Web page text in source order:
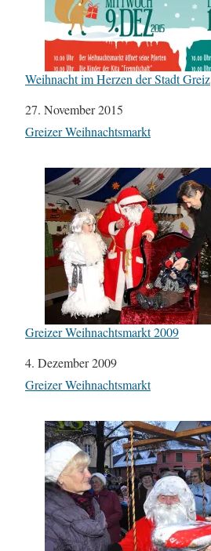
Weihnacht im Herzen der Stadt Greiz
Datum
27. November 2015
In Bezug auf
Greizer Weihnachtsmarkt
Greizer Weihnachtsmarkt 2009
Datum
4. Dezember 2009
In Bezug auf
Greizer Weihnachtsmarkt